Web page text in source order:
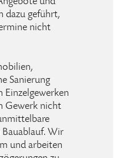
dazu geführt,
nicht
Sanierung
Einzelgewerken
Gewerk nicht
Bauablauf. Wir
und arbeiten